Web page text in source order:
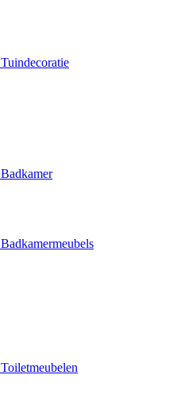
Tuindecoratie
Badkamer
Badkamermeubels
Toiletmeubelen